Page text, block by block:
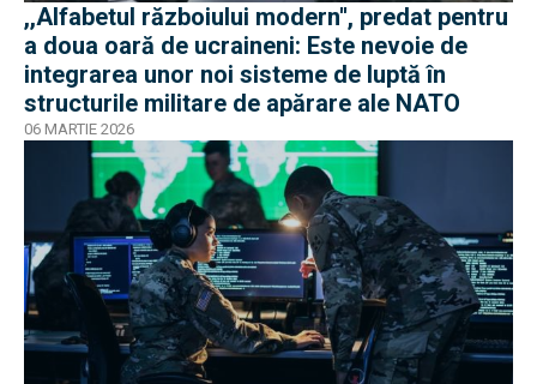
,,Alfabetul războiului modern'', predat pentru
a doua oară de ucraineni: Este nevoie de
integrarea unor noi sisteme de luptă în
structurile militare de apărare ale NATO
06 MARTIE 2026